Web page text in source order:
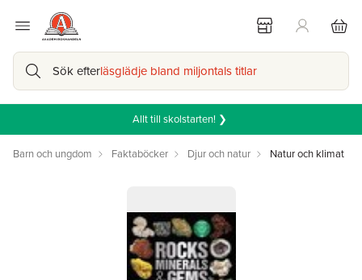
Sök efterläsglädje bland miljontals titlar
Allt till skolstarten! ❯
Barn och ungdom Faktaböcker Djur och natur Natur och klimat